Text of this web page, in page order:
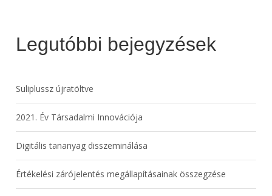
Legutóbbi bejegyzések
Suliplussz újratöltve
2021. Év Társadalmi Innovációja
Digitális tananyag disszeminálása
Értékelési zárójelentés megállapításainak összegzése